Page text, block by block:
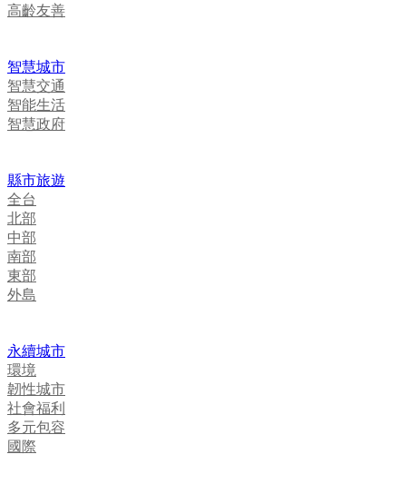
高齡友善
智慧城市
智慧交通
智能生活
智慧政府
縣市旅遊
全台
北部
中部
南部
東部
外島
永續城市
環境
韌性城市
社會福利
多元包容
國際